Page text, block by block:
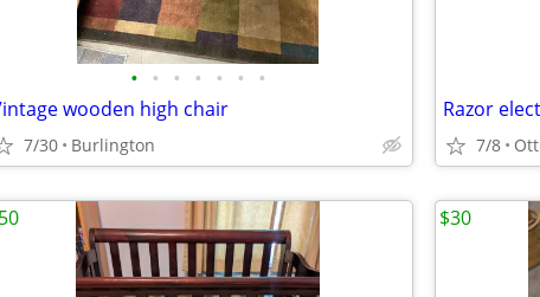
• • • • • • •
wooden high chair
7/30 Burlington
Razor
7/8
$30